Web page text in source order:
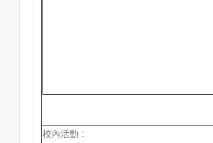
校內活動：